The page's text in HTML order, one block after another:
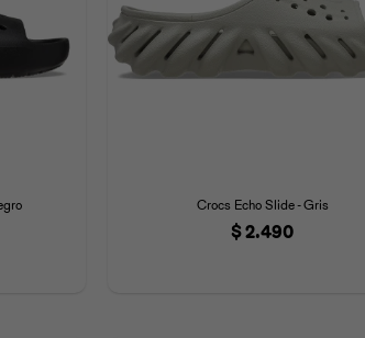
Crocs Echo Slide - Gris
$2.490